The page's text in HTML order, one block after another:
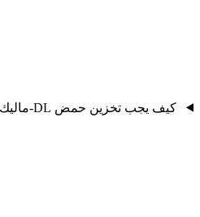
كيف يجب تخزين حمض DL-ماليك؟